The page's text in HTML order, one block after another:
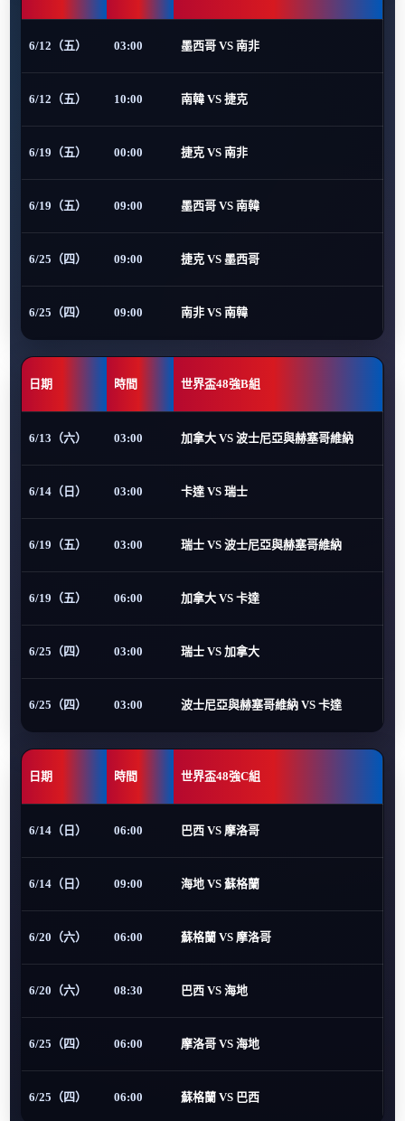
6/12（五） 03:00 墨西哥 VS 南非
6/12（五） 10:00 南韓 VS 捷克
6/19（五） 00:00 捷克 VS 南非
6/19（五） 09:00 墨西哥 VS 南韓
6/25（四） 09:00 捷克 VS 墨西哥
6/25（四） 09:00 南非 VS 南韓
日期 時間 世界盃48強B組
6/13（六） 03:00 加拿大 VS 波士尼亞與赫塞哥維納
6/14（日） 03:00 卡達 VS 瑞士
6/19（五） 03:00 瑞士 VS 波士尼亞與赫塞哥維納
6/19（五） 06:00 加拿大 VS 卡達
6/25（四） 03:00 瑞士 VS 加拿大
6/25（四） 03:00 波士尼亞與赫塞哥維納 VS 卡達
日期 時間 世界盃48強C組
6/14（日） 06:00 巴西 VS 摩洛哥
6/14（日） 09:00 海地 VS 蘇格蘭
6/20（六） 06:00 蘇格蘭 VS 摩洛哥
6/20（六） 08:30 巴西 VS 海地
6/25（四） 06:00 摩洛哥 VS 海地
6/25（四） 06:00 蘇格蘭 VS 巴西